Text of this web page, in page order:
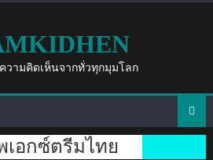
วามคิดเห็นจากทั่วทุกมุมโลก
เอกซ์ตรีมไทย